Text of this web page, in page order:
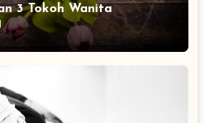
3 Tokoh Wanita